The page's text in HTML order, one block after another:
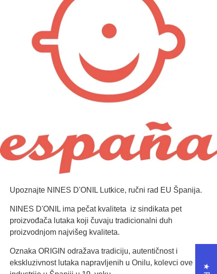
Upoznajte NINES D'ONIL Lutkice, ručni rad EU Španija.
NINES D'ONIL ima pečat kvaliteta iz sindikata pet
proizvođača lutaka koji čuvaju tradicionalni duh
proizvodnjom najvišeg kvaliteta.
Oznaka ORIGIN odražava tradiciju, autentičnost i
ekskluzivnost lutaka napravljenih u Onilu, kolevci ove